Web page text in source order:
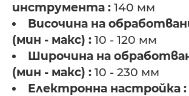
инструмента : 140 мм
Височина на
(мин - макс) : 10 - 120 мм
Широчина на
(мин - макс) : 10 - 230 мм
Електронна настройка :